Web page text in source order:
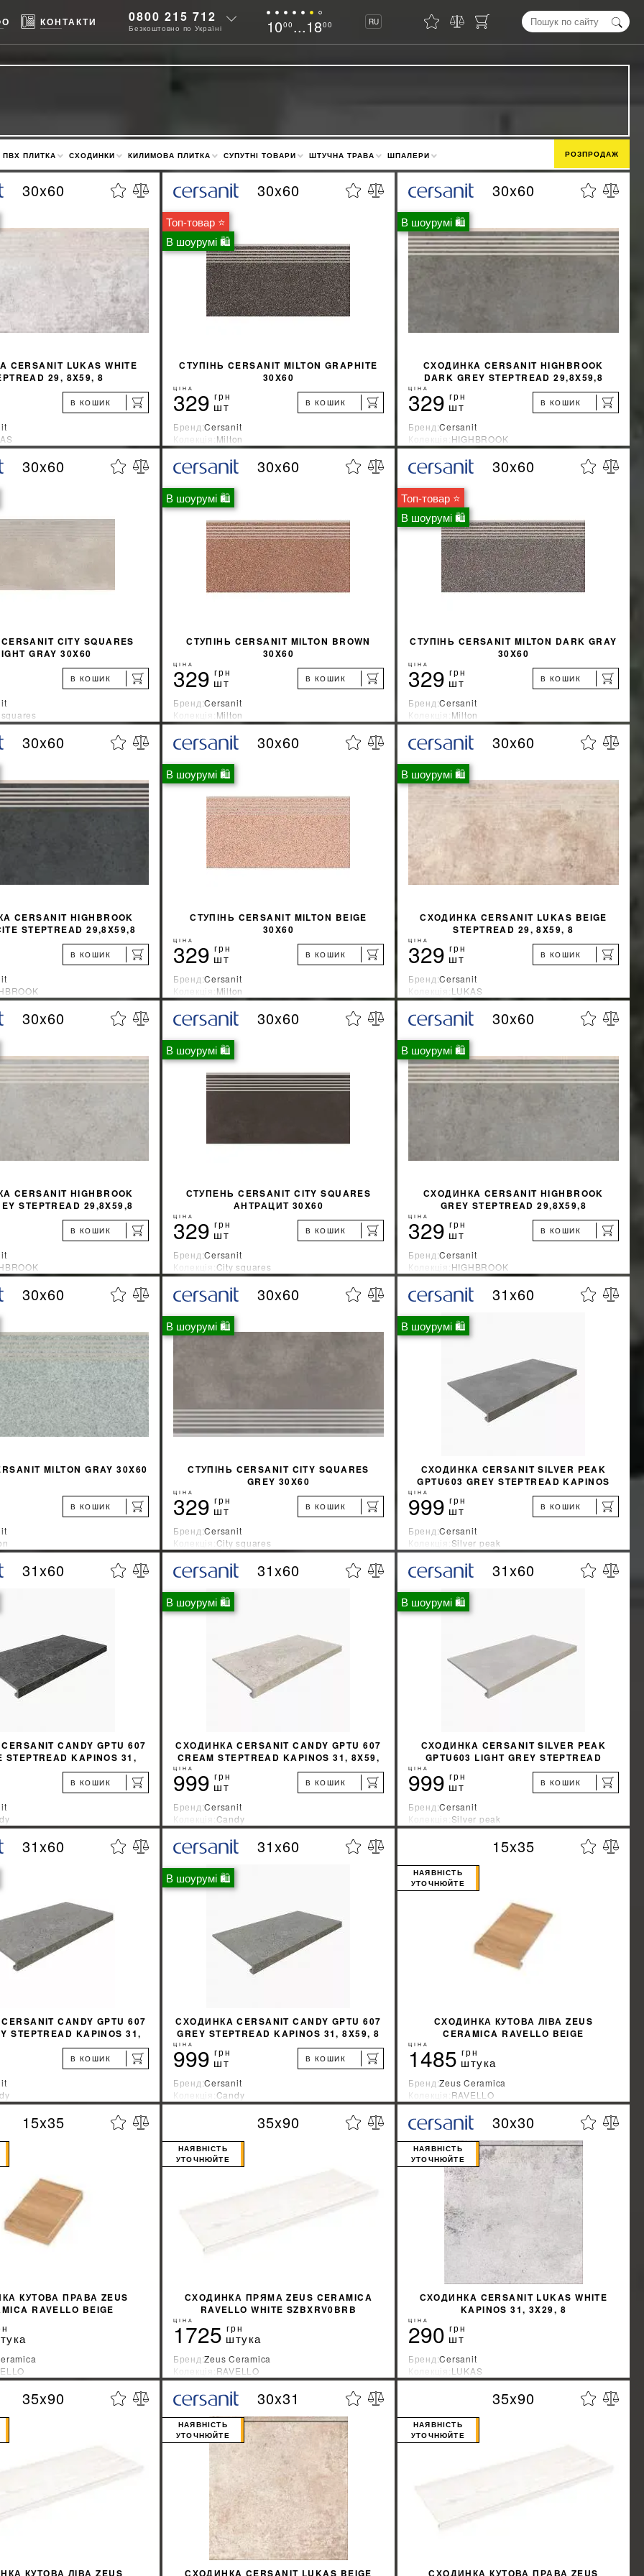
КОНТАКТИ 0800 215 712
Безкоштовно по Україні 1000 ...1800 RU
ПВХ ПЛИТКА СХОДИНКИ КИЛИМОВА ПЛИТКА СУПУТНІ ТОВАРИ ШТУЧНА ТРАВА ШПАЛЕРИ РОЗПРОДАЖ
30x60
LUKAS WHITE
29, 8X59, 8
В КОШИК
Украина
ДІЗНАТИСЯ ЗНИЖКУ %
Топ-товар ⭐
В шоурумі 🛍
30x60
СТУПІНЬ CERSANIT MILTON GRAPHITE
30X60
ЦІНА
329 грн
шт В КОШИК
Бренд:Cersanit
Колекція:Milton
Країна-виробник:Украина
ДІЗНАТИСЯ ЗНИЖКУ %
В шоурумі 🛍
30x60
СХОДИНКA CERSANIT HIGHBROOK
DARK GREY STEPTREAD 29,8X59,8
ЦІНА
329 грн
шт В КОШИК
Бренд:Cersanit
Колекція:HIGHBROOK
Країна-виробник:Украина
ДІЗНАТИСЯ ЗНИЖКУ %
30x60
CITY SQUARES
GRAY 30X60
В КОШИК
Украина
ДІЗНАТИСЯ ЗНИЖКУ %
КУПИТИ
В шоурумі 🛍
30x60
СТУПІНЬ CERSANIT MILTON BROWN
30X60
ЦІНА
329 грн
шт В КОШИК
Бренд:Cersanit
Колекція:Milton
Країна-виробник:Украина
ДІЗНАТИСЯ ЗНИЖКУ %
Топ-товар ⭐
В шоурумі 🛍
30x60
СТУПІНЬ CERSANIT MILTON DARK GRAY
30X60
ЦІНА
329 грн
шт В КОШИК
Бренд:Cersanit
Колекція:Milton
Країна-виробник:Украина
ДІЗНАТИСЯ ЗНИЖКУ %
КУПИТИ
30x60
CERSANIT HIGHBROOK
STEPTREAD 29,8X59,8
В КОШИК
Украина
ДІЗНАТИСЯ ЗНИЖКУ %
КУПИТИ
В шоурумі 🛍
30x60
СТУПІНЬ CERSANIT MILTON BEIGE
30X60
ЦІНА
329 грн
шт В КОШИК
Бренд:Cersanit
Колекція:Milton
Країна-виробник:Украина
ДІЗНАТИСЯ ЗНИЖКУ %
В шоурумі 🛍
30x60
СХОДИНКA CERSANIT LUKAS BEIGE
STEPTREAD 29, 8X59, 8
ЦІНА
329 грн
шт В КОШИК
Бренд:Cersanit
Колекція:LUKAS
Країна-виробник:Украина
ДІЗНАТИСЯ ЗНИЖКУ %
КУПИТИ
30x60
CERSANIT HIGHBROOK
STEPTREAD 29,8X59,8
В КОШИК
Украина
ДІЗНАТИСЯ ЗНИЖКУ %
КУПИТИ
В шоурумі 🛍
30x60
СТУПЕНЬ CERSANIT CITY SQUARES
АНТРАЦИТ 30X60
ЦІНА
329 грн
шт В КОШИК
Бренд:Cersanit
Колекція:City squares
Країна-виробник:Украина
ДІЗНАТИСЯ ЗНИЖКУ %
В шоурумі 🛍
30x60
СХОДИНКA CERSANIT HIGHBROOK
GREY STEPTREAD 29,8X59,8
ЦІНА
329 грн
шт В КОШИК
Бренд:Cersanit
Колекція:HIGHBROOK
Країна-виробник:Украина
ДІЗНАТИСЯ ЗНИЖКУ %
30x60
MILTON GRAY 30X60
В КОШИК
Украина
ДІЗНАТИСЯ ЗНИЖКУ %
В шоурумі 🛍
30x60
СТУПІНЬ CERSANIT CITY SQUARES
GREY 30X60
ЦІНА
329 грн
шт В КОШИК
Бренд:Cersanit
Колекція:City squares
Країна-виробник:Украина
ДІЗНАТИСЯ ЗНИЖКУ %
В шоурумі 🛍
31x60
СХОДИНКA CERSANIT SILVER PEAK
GPTU603 GREY STEPTREAD KAPINOS
31, 8X59, 8
ЦІНА
999 грн
шт В КОШИК
Бренд:Cersanit
Колекція:Silver peak
Країна-виробник:Украина
ДІЗНАТИСЯ ЗНИЖКУ %
31x60
CANDY GPTU 607
STEPTREAD KAPINOS 31,
В КОШИК
Украина
ДІЗНАТИСЯ ЗНИЖКУ %
В шоурумі 🛍
31x60
СХОДИНКA CERSANIT CANDY GPTU 607
CREAM STEPTREAD KAPINOS 31, 8X59,
ЦІНА
999 грн
шт В КОШИК
Бренд:Cersanit
Колекція:Candy
Країна-виробник:Украина
ДІЗНАТИСЯ ЗНИЖКУ %
В шоурумі 🛍
31x60
СХОДИНКA CERSANIT SILVER PEAK
GPTU603 LIGHT GREY STEPTREAD
KAPINOS 31, 8X59, 8
ЦІНА
999 грн
шт В КОШИК
Бренд:Cersanit
Колекція:Silver peak
Країна-виробник:Украина
ДІЗНАТИСЯ ЗНИЖКУ %
31x60
CANDY GPTU 607
STEPTREAD KAPINOS 31,
В КОШИК
Украина
ДІЗНАТИСЯ ЗНИЖКУ %
В шоурумі 🛍
31x60
СХОДИНКA CERSANIT CANDY GPTU 607
GREY STEPTREAD KAPINOS 31, 8X59, 8
ЦІНА
999 грн
шт В КОШИК
Бренд:Cersanit
Колекція:Candy
Країна-виробник:Украина
ДІЗНАТИСЯ ЗНИЖКУ %
15x35
СХОДИНКА КУТОВА ЛІВА ZEUS
CERAMICA RAVELLO BEIGE
НАЯВНІСТЬ
УТОЧНЮЙТЕ
ЦІНА
1485 грн
штука
Бренд:Zeus Ceramica
Колекція:RAVELLO
Країна-виробник:Украина
ДІЗНАТИСЯ ЗНИЖКУ %
15x35
КУТОВА ПРАВА ZEUS
RAVELLO BEIGE
Украина
ДІЗНАТИСЯ ЗНИЖКУ %
35x90
СХОДИНКА ПРЯМА ZEUS CERAMICA
RAVELLO WHITE SZBXRV0BRB
НАЯВНІСТЬ
УТОЧНЮЙТЕ
ЦІНА
1725 грн
штука
Бренд:Zeus Ceramica
Колекція:RAVELLO
Країна-виробник:Украина
ДІЗНАТИСЯ ЗНИЖКУ %
30x30
СХОДИНКA CERSANIT LUKAS WHITE
KAPINOS 31, 3X29, 8
НАЯВНІСТЬ
УТОЧНЮЙТЕ
ЦІНА
290 грн
шт
Бренд:Cersanit
Колекція:LUKAS
Країна-виробник:Украина
ДІЗНАТИСЯ ЗНИЖКУ %
35x90
КУТОВА ЛІВА ZEUS
30x31
СХОДИНКA CERSANIT LUKAS BEIGE
НАЯВНІСТЬ
УТОЧНЮЙТЕ
35x90
СХОДИНКА КУТОВА ПРАВА ZEUS
НАЯВНІСТЬ
УТОЧНЮЙТЕ